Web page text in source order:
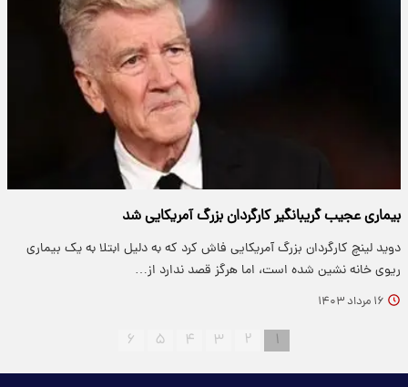
بیماری عجیب گریبانگیر کارگردان بزرگ آمریکایی شد
دوید لینچ کارگردان بزرگ آمریکایی فاش کرد که به دلیل ابتلا به یک بیماری
ریوی خانه نشین شده است، اما هرگز قصد ندارد از…
۱۶ مرداد ۱۴۰۳
۱ ۲ ۳ ۴ ۵ ۶